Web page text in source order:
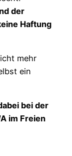
der
Haftung
mehr
ein
bei der
im Freien